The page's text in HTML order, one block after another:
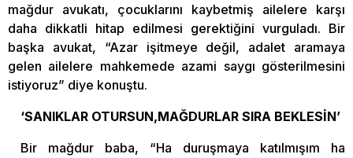
mağdur avukatı, çocuklarını kaybetmiş ailelere karşı
daha dikkatli hitap edilmesi gerektiğini vurguladı. Bir
başka avukat, “Azar işitmeye değil, adalet aramaya
gelen ailelere mahkemede azami saygı gösterilmesini
istiyoruz” diye konuştu.
‘SANIKLAR OTURSUN,MAĞDURLAR SIRA BEKLESİN’
Bir mağdur baba, “Ha duruşmaya katılmışım ha